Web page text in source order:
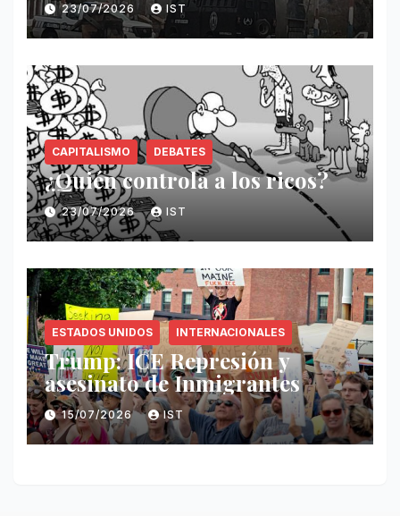
23/07/2026 IST
CAPITALISMO DEBATES
¿Quién controla a los ricos?
23/07/2026 IST
ESTADOS UNIDOS INTERNACIONALES
Trump: ICE Represión y
asesinato de Inmigrantes
15/07/2026 IST